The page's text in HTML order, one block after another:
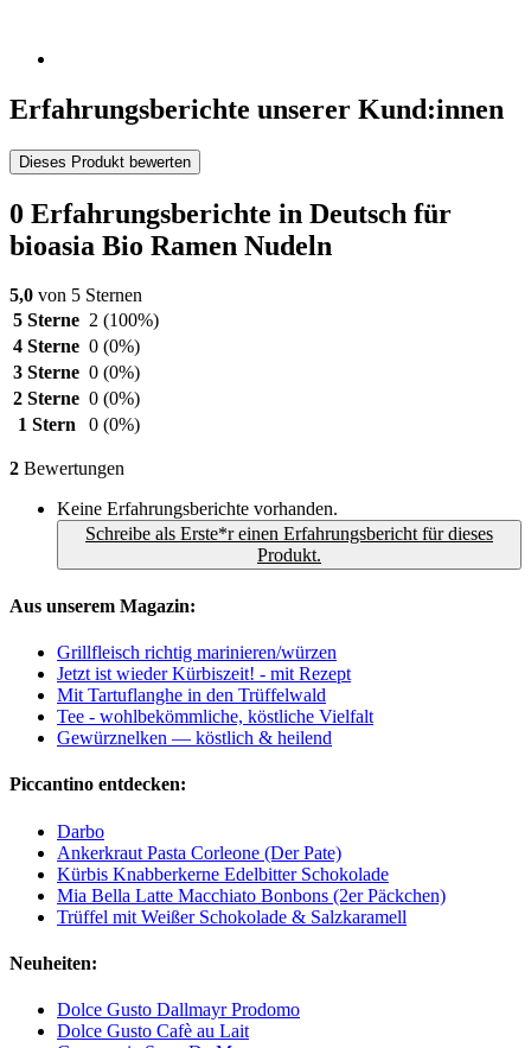
Erfahrungsberichte unserer Kund:innen
Dieses Produkt bewerten
0 Erfahrungsberichte in Deutsch für
bioasia Bio Ramen Nudeln
5,0 von 5 Sternen
5 Sterne 2 (100%)
4 Sterne 0 (0%)
3 Sterne 0 (0%)
2 Sterne 0 (0%)
1 Stern
0 (0%)
2 Bewertungen
Keine Erfahrungsberichte vorhanden.
Schreibe als Erste*r einen Erfahrungsbericht für dieses
Produkt.
Aus unserem Magazin:
Grillfleisch richtig marinieren/würzen
Jetzt ist wieder Kürbiszeit! - mit Rezept
Mit Tartuflanghe in den Trüffelwald
Tee - wohlbekömmliche, köstliche Vielfalt
Gewürznelken — köstlich & heilend
Piccantino entdecken:
Darbo
Ankerkraut Pasta Corleone (Der Pate)
Kürbis Knabberkerne Edelbitter Schokolade
Mia Bella Latte Macchiato Bonbons (2er Päckchen)
Trüffel mit Weißer Schokolade & Salzkaramell
Neuheiten:
Dolce Gusto Dallmayr Prodomo
Dolce Gusto Cafè au Lait